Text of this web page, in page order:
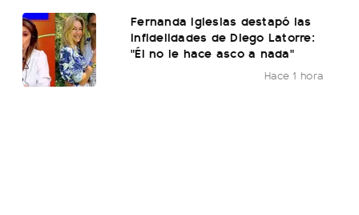
Fernanda Iglesias destapó las
infidelidades de Diego Latorre:
"Él no le hace asco a nada"
Hace 1 hora